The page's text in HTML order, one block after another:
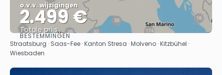
o.v.v. wijzigingen
2.499 €
Totale prijs
Bekijk
BESTEMMINGEN
Straatsburg · Saas-Fee · Kanton Stresa · Molveno · Kitzbühel ·
Wiesbaden